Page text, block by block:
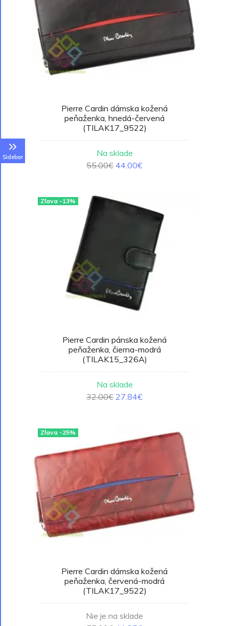
Sidebar
Pierre Cardin dámska kožená
peňaženka, hnedá-červená
(TILAK17_9522)
Na sklade
55.00€ 44.00€
Zľava -13%
Pierre Cardin pánska kožená
peňaženka, čierna-modrá
(TILAK15_326A)
Na sklade
32.00€ 27.84€
Zľava -25%
Pierre Cardin dámska kožená
peňaženka, červená-modrá
(TILAK17_9522)
Nie je na sklade